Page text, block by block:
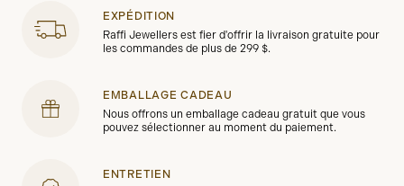
EXPÉDITION
Raffi Jewellers est fier d'offrir la livraison gratuite pour
les commandes de plus de 299 $.
EMBALLAGE CADEAU
Nous offrons un emballage cadeau gratuit que vous
pouvez sélectionner au moment du paiement.
ENTRETIEN